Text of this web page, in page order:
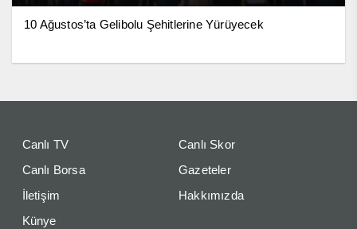
10 Ağustos’ta Gelibolu Şehitlerine Yürüyecek
Canlı TV
Canlı Skor
Canlı Borsa
Gazeteler
İletişim
Hakkımızda
Künye